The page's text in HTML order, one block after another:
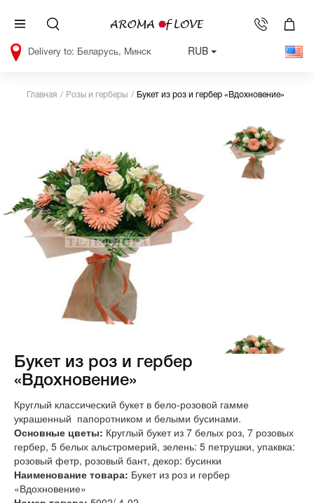
Беларусь, Минск RUB
Главная Розы и герберы Букет из роз и гербер «Вдохновение»
Букет из роз и гербер
«Вдохновение»
Круглый классический букет в бело-розовой гамме
украшенный папоротником и белыми бусинами.
Основные цветы: Круглый букет из 7 белых роз, 7 розовых
гербер, 5 белых альстромерий, зелень: 5 петрушки, упаквка:
розовый фетр, розовый бант, декор: бусинки
Наименование товара: Букет из роз и гербер
«Вдохновение»